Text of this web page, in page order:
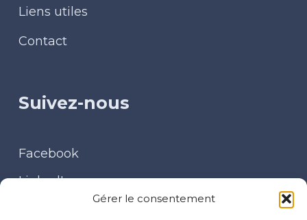
Gérer le consentement
Liens utiles
Contact
Suivez-nous
Facebook
LinkedIn